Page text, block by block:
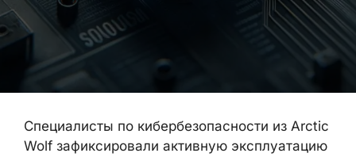
Специалисты по кибербезопасности из Arctic
Wolf зафиксировали активную эксплуатацию